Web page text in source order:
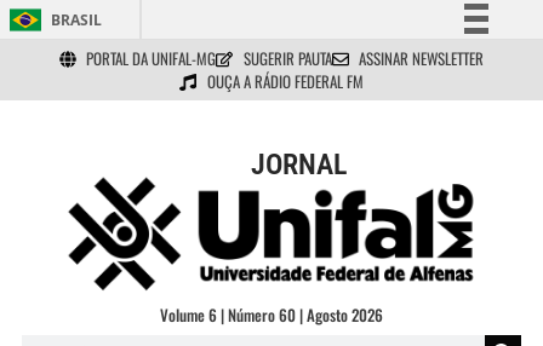
BRASIL
Simplifique!
Comunica BR
Acesso à informação
Legislação
Canais
PORTAL DA UNIFAL-MG SUGERIR PAUTA
ASSINAR NEWSLETTER
OUÇA A RÁDIO FEDERAL FM
JORNAL
Volume 6 | Número 60 | Agosto 2026